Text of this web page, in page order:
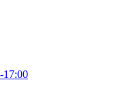
17:00